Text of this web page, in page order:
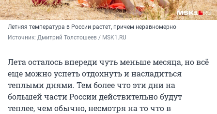
Летняя температура в России растет, причем неравномерно
Источник: Дмитрий Толстошеев / MSK1.RU
Лета осталось впереди чуть меньше месяца, но всё
еще можно успеть отдохнуть и насладиться
теплыми днями. Тем более что эти дни на
большей части России действительно будут
теплее, чем обычно, несмотря на то что в